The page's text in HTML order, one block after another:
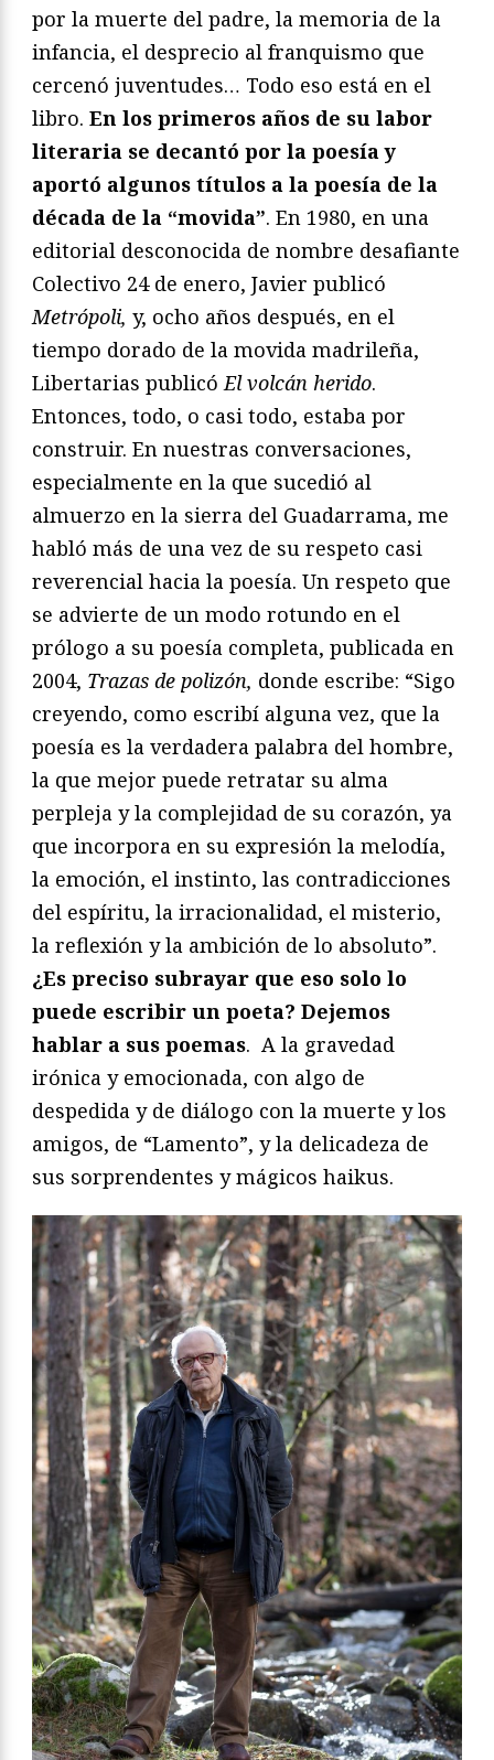
por la muerte del padre, la memoria de la
infancia, el desprecio al franquismo que
cercenó juventudes… Todo eso está en el
libro. En los primeros años de su labor
literaria se decantó por la poesía y
aportó algunos títulos a la poesía de la
década de la “movida”. En 1980, en una
editorial desconocida de nombre desafiante
Colectivo 24 de enero, Javier publicó
Metrópoli, y, ocho años después, en el
tiempo dorado de la movida madrileña,
Libertarias publicó El volcán herido.
Entonces, todo, o casi todo, estaba por
construir. En nuestras conversaciones,
especialmente en la que sucedió al
almuerzo en la sierra del Guadarrama, me
habló más de una vez de su respeto casi
reverencial hacia la poesía. Un respeto que
se advierte de un modo rotundo en el
prólogo a su poesía completa, publicada en
2004, Trazas de polizón, donde escribe: “Sigo
creyendo, como escribí alguna vez, que la
poesía es la verdadera palabra del hombre,
la que mejor puede retratar su alma
perpleja y la complejidad de su corazón, ya
que incorpora en su expresión la melodía,
la emoción, el instinto, las contradicciones
del espíritu, la irracionalidad, el misterio,
la reflexión y la ambición de lo absoluto”.
¿Es preciso subrayar que eso solo lo
puede escribir un poeta? Dejemos
hablar a sus poemas. A la gravedad
irónica y emocionada, con algo de
despedida y de diálogo con la muerte y los
amigos, de “Lamento”, y la delicadeza de
sus sorprendentes y mágicos haikus.